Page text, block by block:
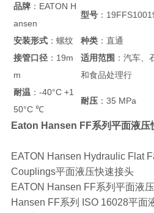
品牌：EATON H
ansen
型号：
安装形式：螺纹 种类：直通
接管口径：19m
m
适用范围 ：汽车、
和食品处理行
耐温 ：-40°C +1
50°C ℃
耐压：35 MPa
Eaton Hansen FF系列平面液压
EATON Hansen Hydraulic Flat
Couplings平面液压快速接头
EATON Hansen FF系列平面液
Hansen FF系列 ISO 16028平面